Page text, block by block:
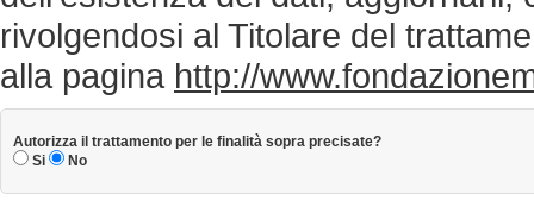
rivolgendosi al Titolare del
alla pagina http://
Autorizza il trattamento per le finalità sopra precisate?
Si
No